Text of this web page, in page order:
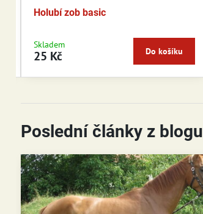
Holubí zob basic
Skladem
25 Kč Do košíku
Poslední články z blogu